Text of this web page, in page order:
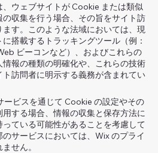
ウェブサイトが Cookie または類似
収集を行う場合、その旨をサイト訪
す。このような法域においては、現
搭載するトラッキングツール（例：
ビーコンなど）、およびこれらの
報の種類の明確化や、これらの技術
訪問者に明示する義務が含まれてい
ービスを通じて Cookie の設定やその
する場合、情報の収集と保存方法に
ている可能性があることを考慮して
サービスにおいては、Wix のプライ
せん。